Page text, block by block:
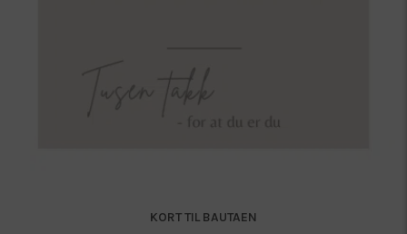
KORT TIL BAUTAEN